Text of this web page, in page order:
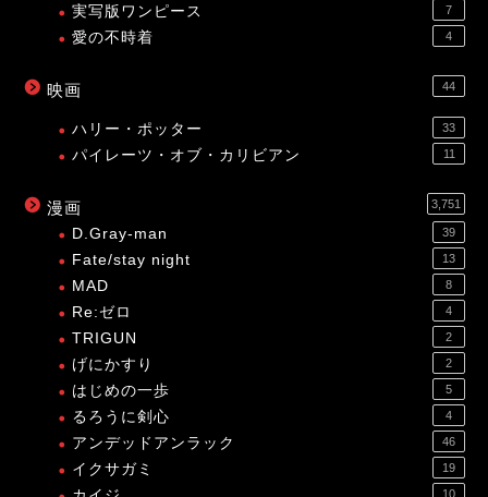
実写版ワンピース 7
愛の不時着 4
映画 44
ハリー・ポッター 33
パイレーツ・オブ・カリビアン 11
漫画 3,751
D.Gray-man 39
Fate/stay night 13
MAD 8
Re:ゼロ 4
TRIGUN 2
げにかすり 2
はじめの一歩 5
るろうに剣心 4
アンデッドアンラック 46
イクサガミ 19
10